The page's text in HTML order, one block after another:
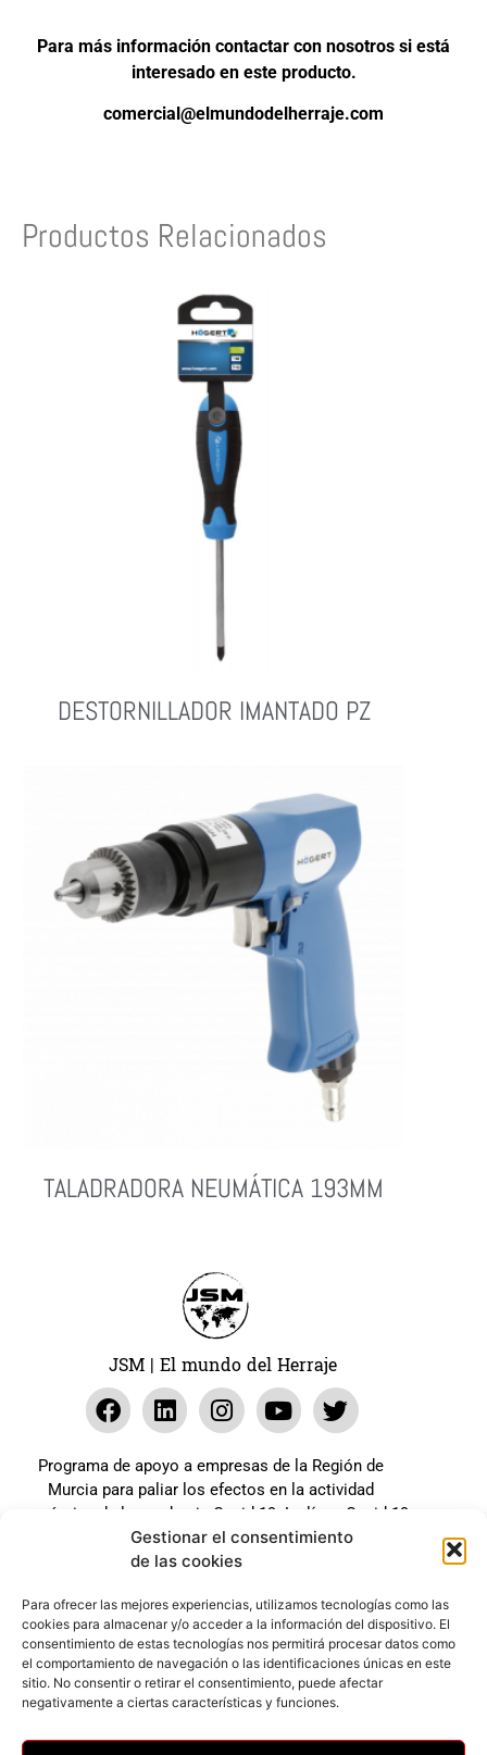
Gestionar el consentimiento
de las cookies
Para ofrecer las mejores experiencias, utilizamos tecnologías como las
cookies para almacenar y/o acceder a la información del dispositivo. El
consentimiento de estas tecnologías nos permitirá procesar datos como
el comportamiento de navegación o las identificaciones únicas en este
sitio. No consentir o retirar el consentimiento, puede afectar
negativamente a ciertas características y funciones.
Para más información contactar con nosotros si está
interesado en este producto.
comercial@elmundodelherraje.com
Productos Relacionados
DESTORNILLADOR IMANTADO PZ
TALADRADORA NEUMÁTICA 193MM
JSM | El mundo del Herraje
Programa de apoyo a empresas de la Región de
Murcia para paliar los efectos en la actividad
económica de la pandemia Covid-19. La línea Covid-19
coste cero cofinanciada por la unión europea.
Expediente: 2020.07.COSI.0483
Web desarrollada gracias al Programa Kit Digital
Cofinanciado por los Fondos Next Generation (EU) del